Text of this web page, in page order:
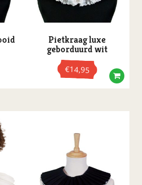
Pietkraag luxe
geborduurd wit
€14,95